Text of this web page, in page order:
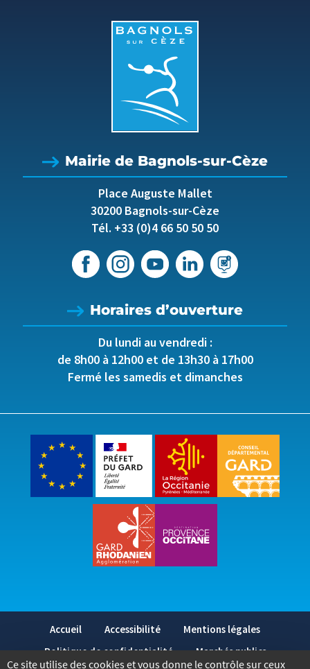
Ce site utilise des cookies et vous donne le contrôle sur ceux
Mairie de Bagnols-sur-Cèze
Place Auguste Mallet
30200 Bagnols-sur-Cèze
Tél. +33 (0)4 66 50 50 50
Horaires d’ouverture
Du lundi au vendredi :
de 8h00 à 12h00 et de 13h30 à 17h00
Fermé les samedis et dimanches
Accueil Accessibilité
Mentions légales
Politique de confidentialité
Marchés publics